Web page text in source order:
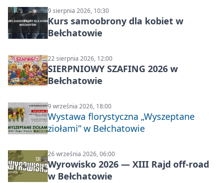
9 sierpnia 2026, 10:30
Kurs samoobrony dla kobiet w
Bełchatowie
22 sierpnia 2026, 12:00
SIERPNIOWY SZAFING 2026 w
Bełchatowie
9 września 2026, 18:00
Wystawa florystyczna „Wyszeptane
ziołami” w Bełchatowie
26 września 2026, 06:00
Wyrowisko 2026 — XIII Rajd off‑road
w Bełchatowie